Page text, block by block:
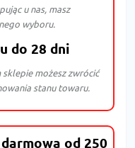
u nas, masz
wyboru.
do 28 dni
możesz zwrócić
stanu towaru.
od 250